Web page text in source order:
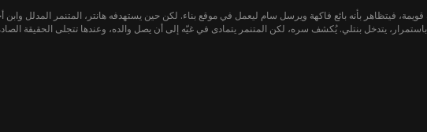
قويمة، فيتظاهر بأنه بائع فاكهة ويرسل سام ليعمل في موقع بناء. لكن حين يستهدفه هانتر، المتنمر المدلل وابن